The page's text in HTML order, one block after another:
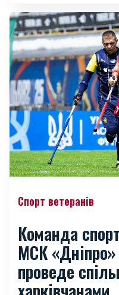
Спорт ветеранів
Команда
МСК
проведе